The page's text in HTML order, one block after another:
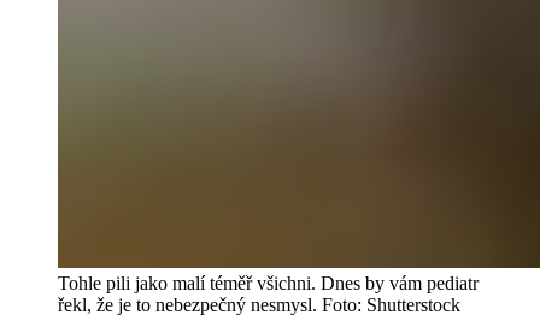
Tohle pili jako malí téměř všichni. Dnes by vám pediatr
řekl, že je to nebezpečný nesmysl. Foto: Shutterstock